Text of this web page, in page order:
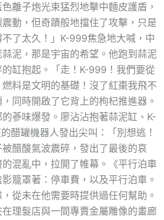
離子炮光束猛烈地擊中麵皮護盾，
動，但奇蹟般地擋住了攻擊，只是
了太久！」K-999焦急地大喊，中
泥，那是宇宙的希望。他跑到蒜泥
缸抱起。「走！K-999！我們要從
料是文明的基礎！沒了紅棗我飛不
同時開啟了它背上的枸杞推進器。
蔘味爆發。廖沾沾抱著蒜泥缸、K-
醋罐機器人發出尖叫：「別想逃！
醋酸氣波震碎，發出了最後的哀
混亂中，拉開了帷幕。《平行泊車
籠罩著：停車費，以及平行泊車。
從未在他需要時提供過任何幫助。
理髮店與一間專賣金屬雕像的畫廊